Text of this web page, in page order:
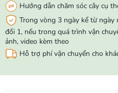
Hướng dẫn chăm sóc cây cụ
Trong vòng 3 ngày kể từ ngày
đổi 1, nếu trong quá trình vận
ảnh, video kèm theo
Hỗ trợ phí vận chuyển cho